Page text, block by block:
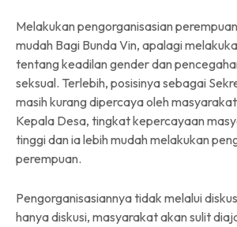
Melakukan pengorganisasian
mudah Bagi Bunda Vin, apalagi
tentang keadilan gender dan
seksual. Terlebih, posisinya sebagai
masih kurang dipercaya oleh
Kepala Desa, tingkat kepercayaan
tinggi dan ia lebih mudah melakukan
perempuan.
Pengorganisasiannya tidak melalui
hanya diskusi, masyarakat akan sulit